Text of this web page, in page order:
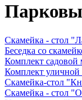
Скамейка - стол
Беседка со
Комплект
Комплект
Скамейка-стол
Скамейка - стол